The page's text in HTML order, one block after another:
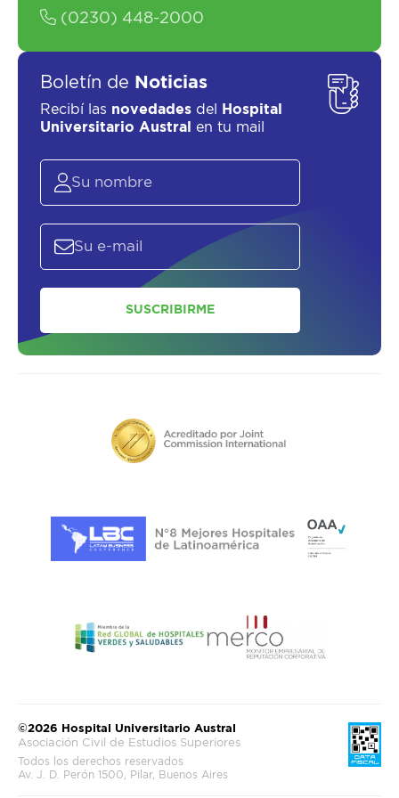
(0230) 448-2000
Boletín de Noticias
Recibí las novedades del
Hospital
Universitario Austral
en tu mail
SUSCRIBIRME
©2026 Hospital Universitario Austral
Asociación Civil de Estudios Superiores
Todos los derechos reservados
Av. J. D. Perón 1500, Pilar, Buenos Aires